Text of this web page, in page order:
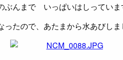
ぶんまで いっぱいはしっていま
たので、あたまから水あびしま